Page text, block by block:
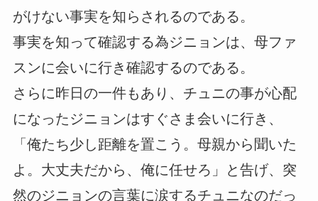
がけない事実を知らされるのである。
事実を知って確認する為ジニョンは、母ファ
スンに会いに行き確認するのである。
さらに昨日の一件もあり、チュニの事が心配
になったジニョンはすぐさま会いに行き、
「俺たち少し距離を置こう。母親から聞いた
よ。大丈夫だから、俺に任せろ」と告げ、突
然のジニョンの言葉に涙するチュニなのだっ